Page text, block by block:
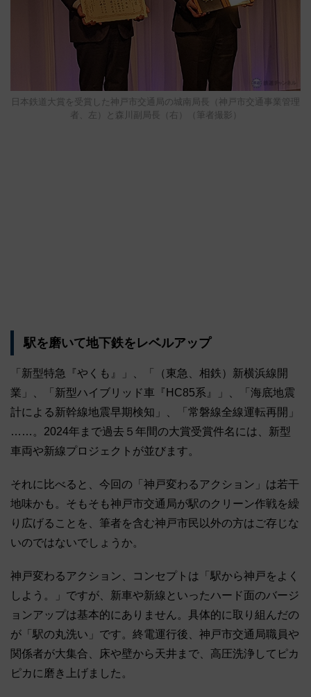
日本鉄道大賞を受賞した神戸市交通局の城南局長（神戸市交通事業管理
者、左）と森川副局長（右）（筆者撮影）
駅を磨いて地下鉄をレベルアップ
「新型特急『やくも』」、「（東急、相鉄）新横浜線開
業」、「新型ハイブリッド車『HC85系』」、「海底地震
計による新幹線地震早期検知」、「常磐線全線運転再開」
……。2024年まで過去５年間の大賞受賞件名には、新型
車両や新線プロジェクトが並びます。
それに比べると、今回の「神戸変わるアクション」は若干
地味かも。そもそも神戸市交通局が駅のクリーン作戦を繰
り広げることを、筆者を含む神戸市民以外の方はご存じな
いのではないでしょうか。
神戸変わるアクション、コンセプトは「駅から神戸をよく
しよう。」ですが、新車や新線といったハード面のバージ
ョンアップは基本的にありません。具体的に取り組んだの
が「駅の丸洗い」です。終電運行後、神戸市交通局職員や
関係者が大集合、床や壁から天井まで、高圧洗浄してピカ
ピカに磨き上げました。